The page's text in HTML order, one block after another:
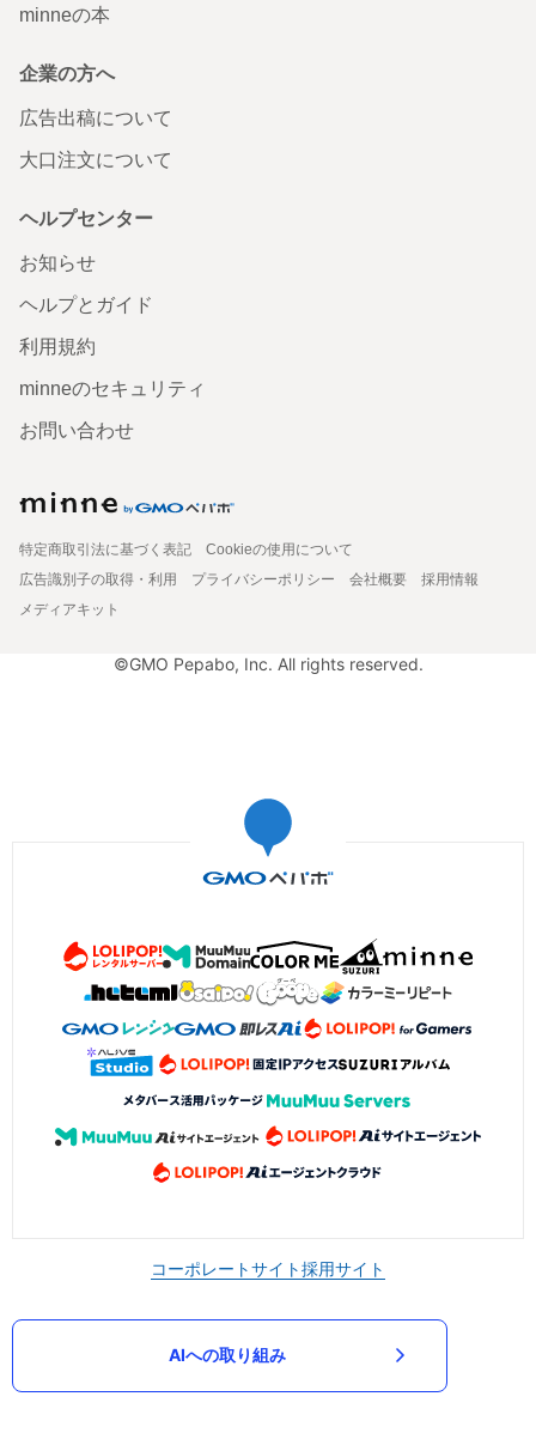
minneの本
企業の方へ
広告出稿について
大口注文について
ヘルプセンター
お知らせ
ヘルプとガイド
利用規約
minneのセキュリティ
お問い合わせ
特定商取引法に基づく表記
Cookieの使用について
広告識別子の取得・利用
プライバシーポリシー 会社概要
採用情報
メディアキット
©GMO Pepabo, Inc. All rights reserved.
コーポレートサイト採用サイト
AIへの取り組み